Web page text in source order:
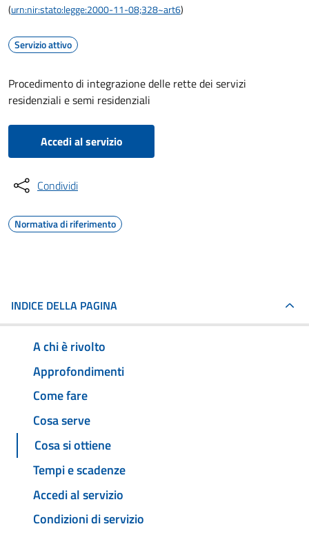
(urn:nir:stato:legge:2000-11-08;328~art6)
Servizio attivo
Procedimento di integrazione delle rette dei servizi
residenziali e semi residenziali
Accedi al servizio
Condividi
Normativa di riferimento
INDICE DELLA PAGINA
A chi è rivolto
Approfondimenti
Come fare
Cosa serve
Cosa si ottiene
Tempi e scadenze
Accedi al servizio
Condizioni di servizio